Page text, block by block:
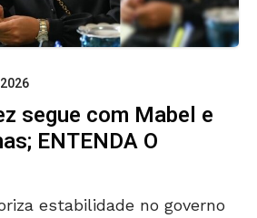
segue com Mabel e
ENTENDA O
estabilidade no governo